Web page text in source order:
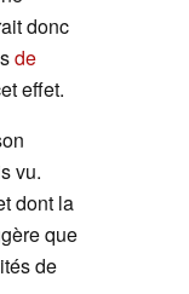
donc
de
effet.
vu.
dont la
que
de